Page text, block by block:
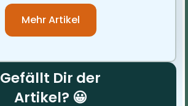
Mehr Artikel
Gefällt Dir der
Artikel? 😀